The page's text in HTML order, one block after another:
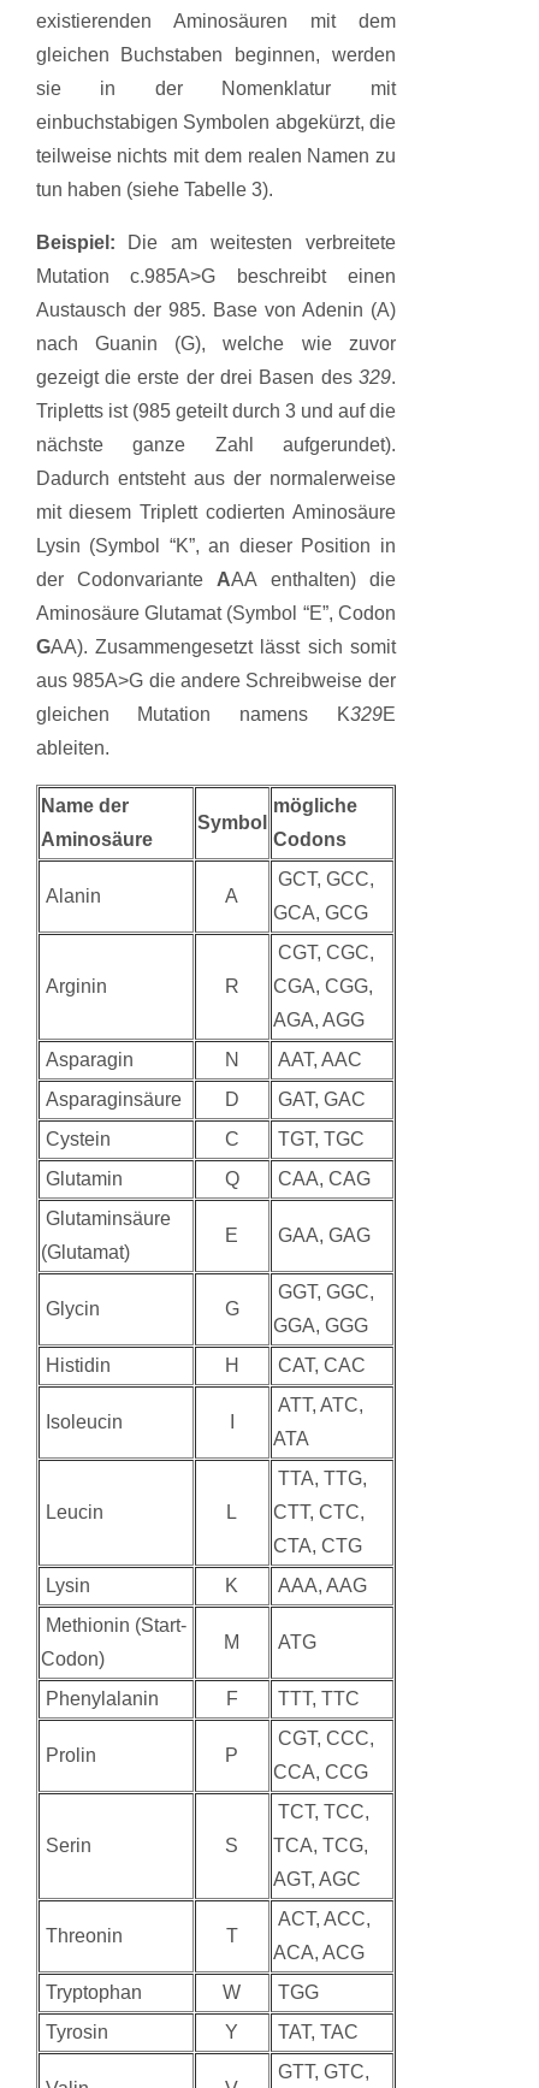
existierenden Aminosäuren mit dem
gleichen Buchstaben beginnen, werden
sie in der Nomenklatur mit
einbuchstabigen Symbolen abgekürzt, die
teilweise nichts mit dem realen Namen zu
tun haben (siehe Tabelle 3).
Beispiel: Die am weitesten verbreitete
Mutation c.985A>G beschreibt einen
Austausch der 985. Base von Adenin (A)
nach Guanin (G), welche wie zuvor
gezeigt die erste der drei Basen des 329.
Tripletts ist (985 geteilt durch 3 und auf die
nächste ganze Zahl aufgerundet).
Dadurch entsteht aus der normalerweise
mit diesem Triplett codierten Aminosäure
Lysin (Symbol “K”, an dieser Position in
der Codonvariante AAA enthalten) die
Aminosäure Glutamat (Symbol “E”, Codon
GAA). Zusammengesetzt lässt sich somit
aus 985A>G die andere Schreibweise der
gleichen Mutation namens K329E
ableiten.
Name der
Aminosäure
Symbol
mögliche
Codons
Alanin A
GCT, GCC,
GCA, GCG
Arginin R
CGT, CGC,
CGA, CGG,
AGA, AGG
Asparagin
N
AAT, AAC
Asparaginsäure
D
GAT, GAC
Cystein
C
TGT, TGC
Glutamin
Q
CAA, CAG
Glutaminsäure
(Glutamat)
E GAA, GAG
Glycin G
GGT, GGC,
GGA, GGG
Histidin
H CAT, CAC
Isoleucin
ATT, ATC,
ATA
Leucin L
TTA, TTG,
CTT, CTC,
CTA, CTG
Lysin
K
AAA, AAG
Methionin (Start-
Codon)
M ATG
Phenylalanin F TTT, TTC
Prolin P
CGT, CCC,
CCA, CCG
Serin S
TCT, TCC,
TCA, TCG,
AGT, AGC
Threonin T
ACT, ACC,
ACA, ACG
Tryptophan
W
TGG
Tyrosin
Y TAT, TAC
GTT, GTC,